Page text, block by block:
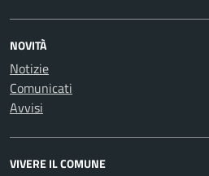
NOVITÀ
Notizie
Comunicati
Avvisi
VIVERE IL COMUNE